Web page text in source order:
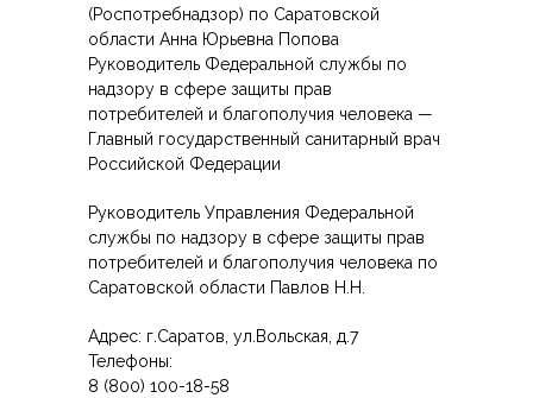
(Роспотребнадзор) по Саратовской
области Анна Юрьевна Попова
Руководитель Федеральной службы по
надзору в сфере защиты прав
потребителей и благополучия человека —
Главный государственный санитарный врач
Российской Федерации
Руководитель Управления Федеральной
службы по надзору в сфере защиты прав
потребителей и благополучия человека по
Саратовской области Павлов Н.Н.
Адрес: г.Саратов, ул.Вольская, д.7
Телефоны:
8 (800) 100-18-58